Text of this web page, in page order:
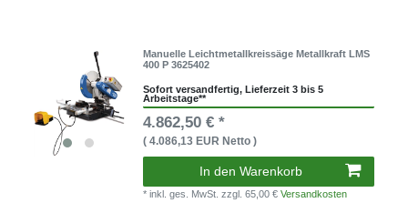
Manuelle Leichtmetallkreissäge Metallkraft LMS
400 P 3625402
Sofort versandfertig, Lieferzeit 3 bis 5
Arbeitstage**
4.862,50 € *
( 4.086,13 EUR Netto )
In den Warenkorb
* inkl. ges. MwSt.zzgl. 65,00 €Versandkosten